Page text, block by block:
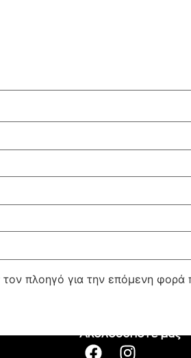
πλοηγό για την επόμενη φορά
Ακολουθήστε μας